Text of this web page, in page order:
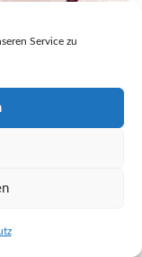
Service zu